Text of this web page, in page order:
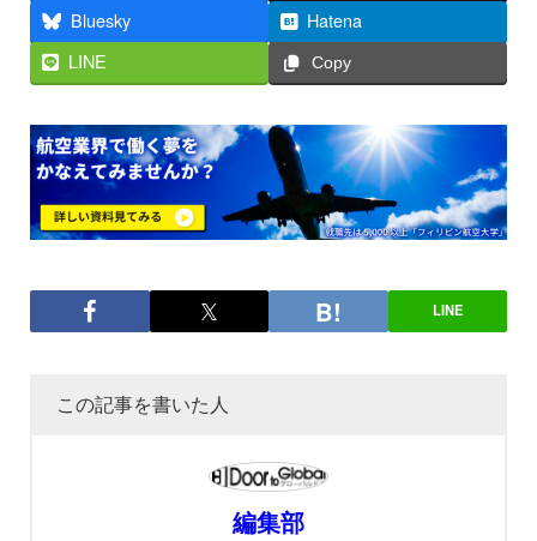
Bluesky
Hatena
LINE
Copy
LINE
この記事を書いた人
編集部